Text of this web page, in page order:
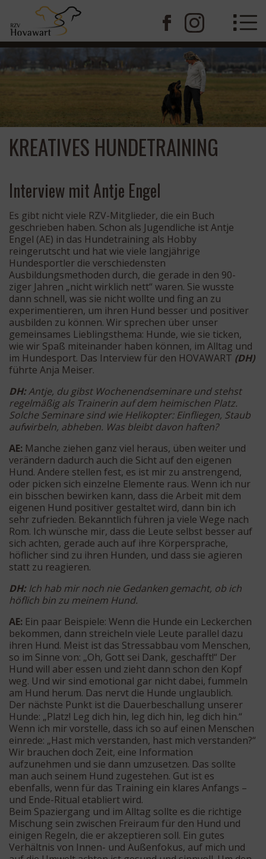
KREATIVES HUNDETRAINING
Interview mit Antje Engel
Es gibt nicht viele RZV-Mitglieder, die ein Buch
geschrieben haben. Schon als Jugendliche ist Antje
Engel (AE) in das Hundetraining als Hobby
reingerutscht und hat wie viele langjährige
Hundesportler die verschiedensten
Ausbildungsmethoden durch, die gerade in den 90-
ziger Jahren „nicht wirklich nett“ waren. Sie wusste
dann schnell, was sie nicht wollte und fing an zu
experimentieren, um ihren Hund besser und positiver
ausbilden zu können. Wir sprechen über unser
gemeinsames Lieblingsthema: Hunde, wie sie ticken,
wie wir Spaß miteinander haben können, im Alltag und
im Hundesport. Das Interview für den HOVAWART (DH)
führte Anja Meiser.
DH:Antje, du gibst Wochenendseminare und stehst
regelmäßig als Trainerin auf dem heimischen Platz.
Solche Seminare sind wie Helikopter: Einfliegen, Staub
aufwirbeln, abheben. Was bleibt davon haften?
AE: Manche ziehen ganz viel heraus, üben weiter und
verändern dadurch auch die Sicht auf den eigenen
Hund. Andere stellen fest, es ist mir zu anstrengend,
oder picken sich einzelne Elemente raus. Wenn ich nur
ein bisschen bewirken kann, dass die Arbeit mit dem
eigenen Hund positiver gestaltet wird, dann bin ich
sehr zufrieden. Bekanntlich führen ja viele Wege nach
Rom. Ich wünsche mir, dass die Leute selbst besser auf
sich achten, gerade auch auf ihre Körpersprache,
höflicher sind zu ihren Hunden, und dass sie agieren
statt zu reagieren.
DH:Ich hab mir noch nie Gedanken gemacht, ob ich
höflich bin zu meinem Hund.
AE: Ein paar Beispiele: Wenn die Hunde ein Leckerchen
bekommen, dann streicheln viele Leute parallel dazu
ihren Hund. Meist ist das Stressabbau vom Menschen,
so im Sinne von: „Oh, Gott sei Dank, geschafft!“ Der
Hund will aber essen und zieht dann schon den Kopf
weg. Und wir sind emotional gar nicht dabei, fummeln
am Hund herum. Das nervt die Hunde unglaublich.
Der nächste Punkt ist die Dauerbeschallung unserer
Hunde: „Platz! Leg dich hin, leg dich hin, leg dich hin.“
Wenn ich mir vorstelle, dass ich so auf einen Menschen
einrede: „Hast mich verstanden, hast mich verstanden?“
Wir brauchen doch Zeit, eine Information
aufzunehmen und sie dann umzusetzen. Das sollte
man auch seinem Hund zugestehen. Gut ist es
ebenfalls, wenn für das Training ein klares Anfangs –
und Ende-Ritual etabliert wird.
Beim Spaziergang und im Alltag sollte es die richtige
Mischung sein zwischen Freiraum für den Hund und
einigen Regeln, die er akzeptieren soll. Ein gutes
Verhältnis von Innen- und Außenfokus, auf mich und